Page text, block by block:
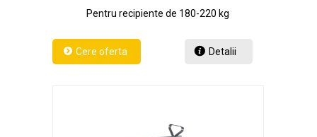
Pentru recipiente de 180-220 kg
Detalii